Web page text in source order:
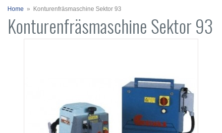
Home » Konturenfräsmaschine Sektor 93
Konturenfräsmaschine Sektor 93